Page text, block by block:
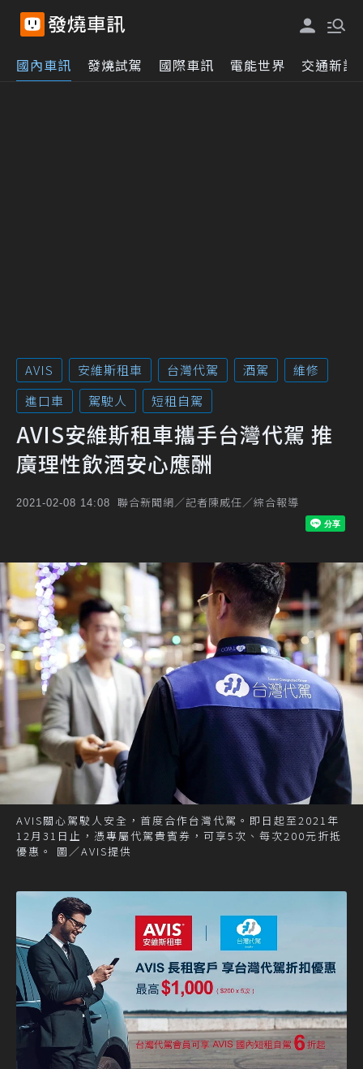
國內車訊 發燒試駕 國際車訊 電能世界 交通新訊
AVIS 安維斯租車 台灣代駕 酒駕
維修
進口車
駕駛人 短租自駕
AVIS安維斯租車攜手台灣代駕 推
廣理性飲酒安心應酬
2021-02-08 14:08 聯合新聞網／記者陳威任／綜合報導
AVIS關心駕駛人安全，首度合作台灣代駕。即日起至2021年
12月31日止，憑專屬代駕貴賓券，可享5次、每次200元折抵
優惠。 圖／AVIS提供